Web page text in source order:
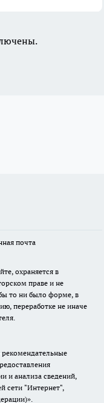
почта
охраняется в
праве и не
то ни было форме, в
переработке не иначе
и анализа сведений,
сети "Интернет",